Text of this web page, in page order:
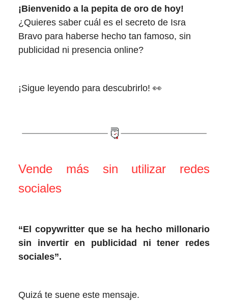
¡Bienvenido a la pepita de oro de hoy!
¿Quieres saber cuál es el secreto de Isra
Bravo para haberse hecho tan famoso, sin
publicidad ni presencia online?
¡Sigue leyendo para descubrirlo! 👀
Vende más sin utilizar redes
sociales
“El copywritter que se ha hecho millonario
sin invertir en publicidad ni tener redes
sociales”.
Quizá te suene este mensaje.